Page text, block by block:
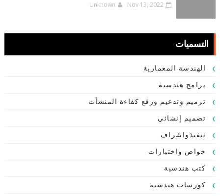
Unknown Nov 13, 2022
التسميات
الهندسة المعمارية
برامج هندسية
ترميم وتدعيم ورفع كفاءة المنشأت
تصميم إنشائي
تنفيذواشراف
خواص واختبارات
كتب هندسية
كورسات هندسية